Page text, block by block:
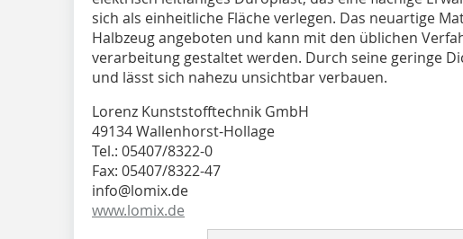
sich als einheitliche Fläche verlegen. Das neuartige
Halbzeug angeboten und kann mit den übli­chen
verarbeitung gestaltet werden. Durch seine geringe
und lässt sich nahezu un­sicht­bar verbauen.
Lorenz Kunststofftechnik GmbH
49134 Wallenhorst-Hollage
Tel.: 05407/8322-0
Fax: 05407/8322-47
info@lomix.de
www.lomix.de